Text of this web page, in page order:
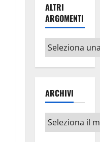
ALTRI
ARGOMENTI
Altri
argomenti
ARCHIVI
Archivi